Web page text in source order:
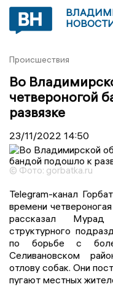
Происшествия
Во
четвероногой
развязке
23/11/2022 14:50
© Фото: gorbatka.ru
Telegram-канал
времени
рассказал
структурного
по борьбе с
Селивановском
отлову собак. Они
пугают местных